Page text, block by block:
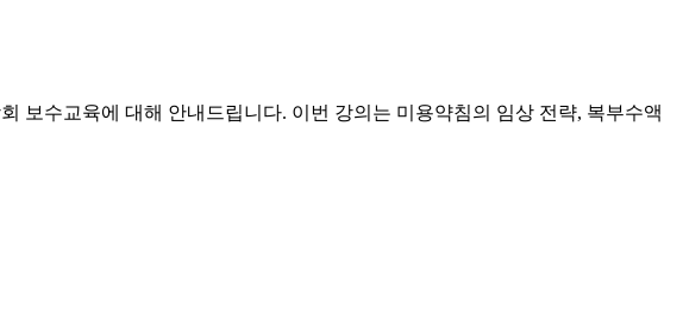
보수교육에 대해 안내드립니다. 이번 강의는 미용약침의 임상 전략, 복부수액